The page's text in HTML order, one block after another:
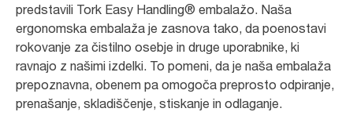
predstavili Tork Easy Handling® embalažo. Naša
ergonomska embalaža je zasnova tako, da poenostavi
rokovanje za čistilno osebje in druge uporabnike, ki
ravnajo z našimi izdelki. To pomeni, da je naša embalaža
prepoznavna, obenem pa omogoča preprosto odpiranje,
prenašanje, skladiščenje, stiskanje in odlaganje.